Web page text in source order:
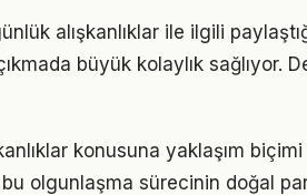
alışkanlıklar ile ilgili
büyük kolaylık sağlıyor.
konusuna yaklaşım
bu olgunlaşma sürecinin doğal